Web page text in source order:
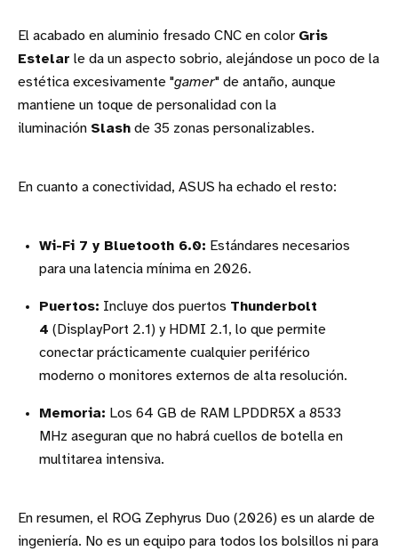
El acabado en aluminio fresado CNC en color Gris
Estelar le da un aspecto sobrio, alejándose un poco de la
estética excesivamente "gamer" de antaño, aunque
mantiene un toque de personalidad con la
iluminación Slash de 35 zonas personalizables.
En cuanto a conectividad, ASUS ha echado el resto:
Wi-Fi 7 y Bluetooth 6.0: Estándares necesarios
para una latencia mínima en 2026.
Puertos: Incluye dos puertos Thunderbolt
4 (DisplayPort 2.1) y HDMI 2.1, lo que permite
conectar prácticamente cualquier periférico
moderno o monitores externos de alta resolución.
Memoria: Los 64 GB de RAM LPDDR5X a 8533
MHz aseguran que no habrá cuellos de botella en
multitarea intensiva.
En resumen, el ROG Zephyrus Duo (2026) es un alarde de
ingeniería. No es un equipo para todos los bolsillos ni para